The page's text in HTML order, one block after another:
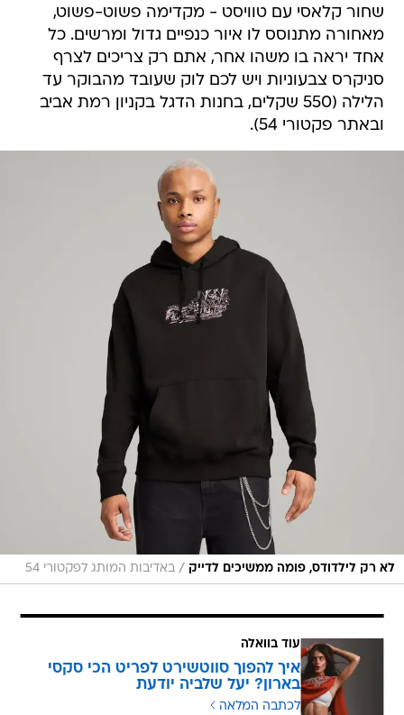
שחור קלאסי עם טוויסט - מקדימה פשוט-פשוט,
מאחורה מתנוסס לו איור כנפיים גדול ומרשים. כל
אחד יראה בו משהו אחר, אתם רק צריכים לצרף
סניקרס צבעוניות ויש לכם לוק שעובד מהבוקר עד
הלילה (550 שקלים, בחנות הדגל בקניון רמת אביב
ובאתר פקטורי 54).
לא רק לילדודס, פומה ממשיכים לדייק / באדיבות המותג לפקטורי 54
עוד בוואלה
איך להפוך סווטשירט לפריט הכי סקסי
בארון? יעל שלביה יודעת
לכתבה המלאה